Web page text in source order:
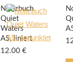
Notizbuch
Quiet
Waters
A5, liniert
12.00€